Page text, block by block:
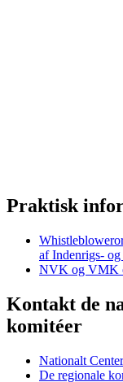
Praktisk
af Indenrigs-
NVK og VMK
Kontakt de
komitéer
Nationalt
De regionale